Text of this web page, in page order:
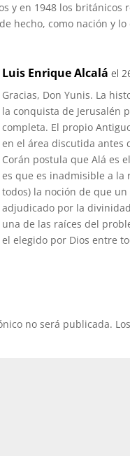
y en 1948 los británicos
hecho, como nación y
Luis Enrique Alcalá el
Gracias, Don Yunis. La
la conquista de Jerusalén
completa. El propio
en el área discutida antes
Corán postula que Alá es
es que es inadmisible a la
todos) la noción de que
adjudicado por la
una de las raíces del
el elegido por Dios entre
no será publicada.